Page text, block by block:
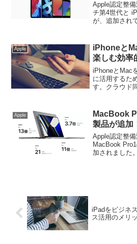
Apple認定整
チ第4世代と
が、追加され
の特徴として
に交換されて
ルの整備済製
ックです。
Apple
iPhoneと
楽しむ効率
iPhoneとMac
に活用するた
す。クラウド
構築により、
よりスムーズ
Apple
MacBook
製品が追加
Apple認定整
MacBook
加されました
モデルによっ
で、整備済製
iPadをビジネ
ス活用のメリ